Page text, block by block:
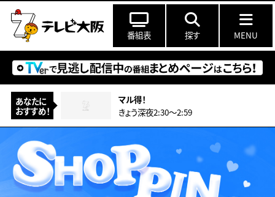
番組表 探す MENU
あなたに
おすすめ！
マル得！
きょう深夜2:30〜2:59